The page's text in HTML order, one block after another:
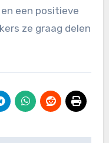
een positieve
ze graag delen